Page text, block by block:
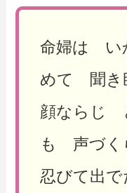
命婦は
めて 聞き
顔ならじ
も 声づ
忍びて出